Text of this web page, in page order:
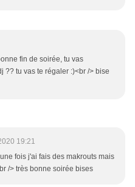
fin de soirée, tu vas
?? tu vas te régaler :)<br /> bise
19:21
fois j'ai fais des makrouts mais
/> très bonne soirée bises